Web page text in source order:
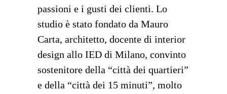
passioni e i gusti dei clienti. Lo
studio è stato fondato da Mauro
Carta, architetto, docente di interior
design allo IED di Milano, convinto
sostenitore della “città dei quartieri”
e della “città dei 15 minuti”, molto